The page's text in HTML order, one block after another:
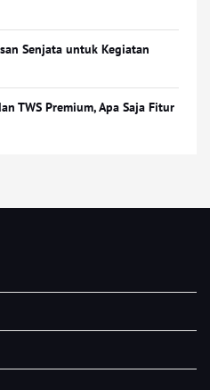
Senjata untuk Kegiatan
TWS Premium, Apa Saja Fitur